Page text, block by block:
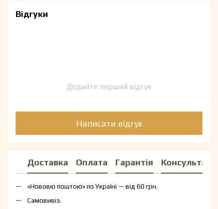
Відгуки
Додайте перший відгук
Написати відгук
Доставка Оплата Гарантія
«Нововю поштою» по Україні — від 60 грн.
Самовивіз.